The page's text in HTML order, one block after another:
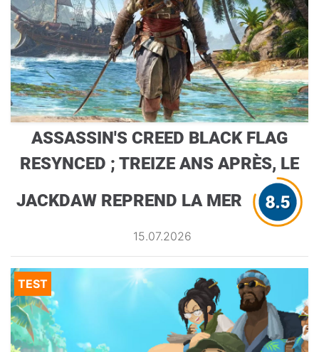
ASSASSIN'S CREED BLACK FLAG
RESYNCED ; TREIZE ANS APRÈS, LE
JACKDAW REPREND LA MER
15.07.2026
TEST